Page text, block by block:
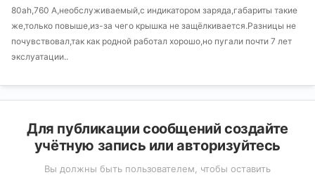
80аh,760 A,необслуживаемый,с индикатором заряда,габариты такие
же,только повыше,из-за чего крышка не защёлкивается.Разницы не
почувствовал,так как родной работал хорошо,но пугали почти 7 лет
экслуатации..
Для публикации сообщений создайте
учётную запись или авторизуйтесь
Вы должны быть пользователем, чтобы оставить